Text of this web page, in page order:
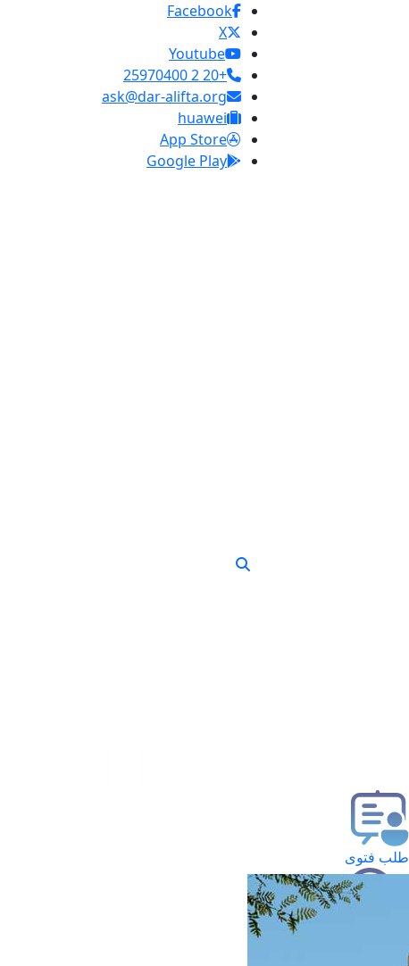
Facebook
X
Youtube
+20 2 25970400
ask@dar-alifta.org
huawei
App Store
Google Play
طلب فتوى